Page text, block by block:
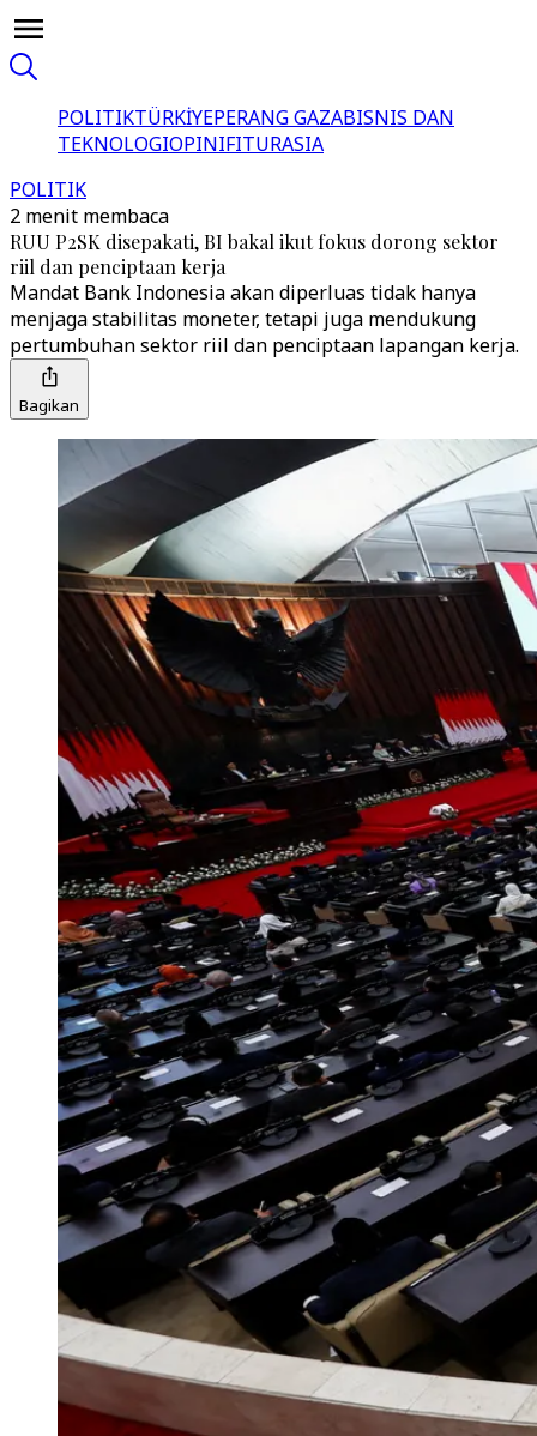
POLITIKTÜRKİYEPERANG GAZABISNIS DAN
TEKNOLOGIOPINIFITURASIA
POLITIK
2 menit membaca
RUU P2SK disepakati, BI bakal ikut fokus dorong sektor
riil dan penciptaan kerja
Mandat Bank Indonesia akan diperluas tidak hanya
menjaga stabilitas moneter, tetapi juga mendukung
pertumbuhan sektor riil dan penciptaan lapangan kerja.
Bagikan